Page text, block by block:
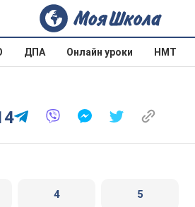
ДПА Онлайн уроки НМТ
4 5